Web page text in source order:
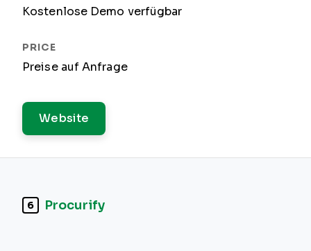
Kostenlose Demo verfügbar
Preise auf Anfrage
Website
6 Procurify